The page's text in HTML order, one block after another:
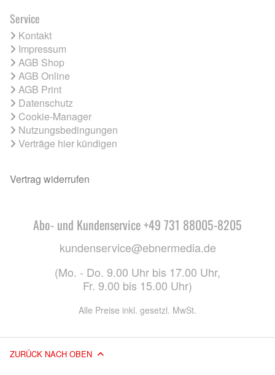
Service
Kontakt
Impressum
AGB Shop
AGB Online
AGB Print
Datenschutz
Cookie-Manager
Nutzungsbedingungen
Verträge hier kündigen
Vertrag widerrufen
Abo- und Kundenservice +49 731 88005-8205
kundenservice@ebnermedia.de
(Mo. - Do. 9.00 Uhr bis 17.00 Uhr,
Fr. 9.00 bis 15.00 Uhr)
Alle Preise inkl. gesetzl. MwSt.
ZURÜCK NACH OBEN